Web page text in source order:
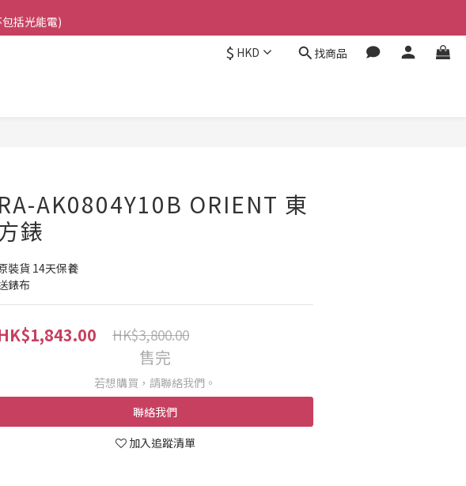
/澳門）
括光能電)
$ HKD 找商品
RA-AK0804Y10B ORIENT 東
錶
裝貨 14天保養
錶布
HK$3,800.00
售完
若想購買，請聯絡我們。
聯絡我們
加入追蹤清單